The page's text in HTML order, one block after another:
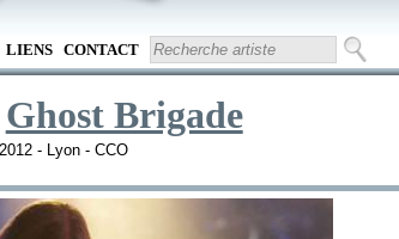
LIENS CONTACT
Ghost Brigade
- Lyon - CCO